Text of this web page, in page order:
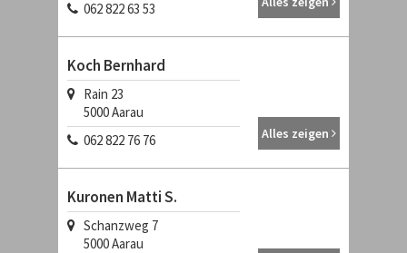
062 822 63 53
Koch Bernhard
Rain 23
5000Aarau
062 822 76 76
Alles zeigen
Kuronen Matti S.
Schanzweg 7
5000Aarau